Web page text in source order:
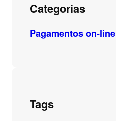
Categorias
Pagamentos on-line
Tags